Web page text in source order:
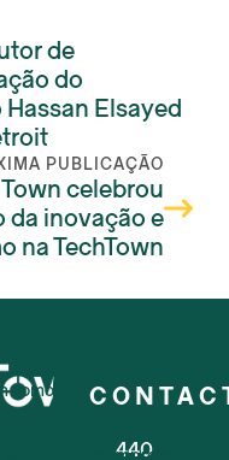
de
do
Elsayed
PUBLICAÇÃO
celebrou
da inovação e
na TechTown
somos
440